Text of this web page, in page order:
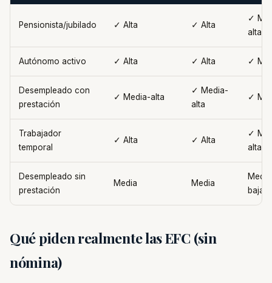
Pensionista/jubilado ✓ Alta ✓ Alta
✓
alta
Autónomo activo ✓ Alta ✓ Alta ✓
Desempleado con
prestación
✓ Media-alta
✓ Media-
alta
✓
Trabajador
temporal
✓ Alta ✓ Alta
✓
alta
Desempleado sin
prestación
Media Media
baja
Qué piden realmente las EFC (sin
nómina)